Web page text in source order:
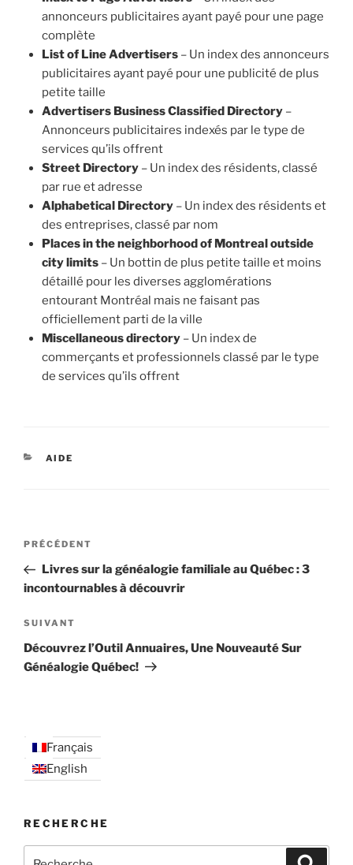
annonceurs publicitaires ayant payé pour une page
complète
List of Line Advertisers– Un index des annonceurs
publicitaires ayant payé pour une publicité de plus
petite taille
Advertisers Business Classified Directory–
Annonceurs publicitaires indexés par le type de
services qu’ils offrent
Street Directory– Un index des résidents, classé
par rue et adresse
Alphabetical Directory– Un index des résidents et
des entreprises, classé par nom
Places in the neighborhood of Montreal outside
city limits – Un bottin de plus petite taille et moins
détaillé pour les diverses agglomérations
entourant Montréal mais ne faisant pas
officiellement parti de la ville
Miscellaneous directory– Un index de
commerçants et professionnels classé par le type
de services qu’ils offrent
CATÉGORIES
AIDE
Navigation
l’article
Article
précédent
PRÉCÉDENT
Livres sur la généalogie familiale au Québec : 3
incontournables à découvrir
Article
suivant
SUIVANT
Découvrez l’Outil Annuaires, Une Nouveauté Sur
Généalogie Québec!
Français
English
RECHERCHE